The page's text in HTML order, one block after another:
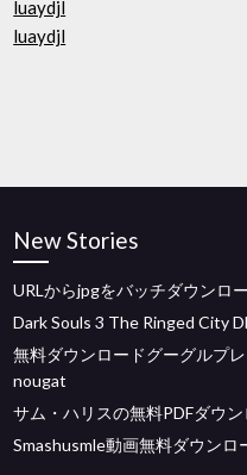
luaydjl
luaydjl
New Stories
URLからjpgをバッチダウンロ
Dark Souls 3 The Ringed City
無料ダウンロードグーグルプ
nougat
サム・ハリスの無料PDFダウン
Smashusmle動画無料ダウンロ